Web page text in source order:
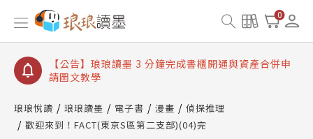
0
【公告】琅琅讀墨數位閱讀資產合併與書櫃開通申請
【公告】琅琅讀墨書櫃開通常見問題
【公告】琅琅讀墨 3 分鐘完成書櫃開通與資產合併申
請圖文教學
查詢
【公告】琅琅讀墨數位閱讀資產合併與書櫃開通申請
琅琅悅讀 琅琅讀墨 電子書 漫畫
偵探推理
歡迎來到！FACT(東京S區第二支部)(04)完